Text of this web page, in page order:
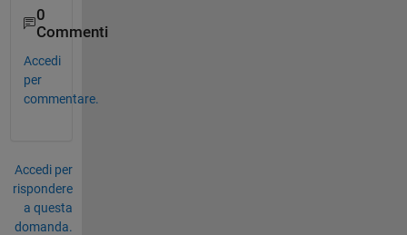
0
Commenti
Accedi
per
commentare.
Accedi per
rispondere
a questa
domanda.